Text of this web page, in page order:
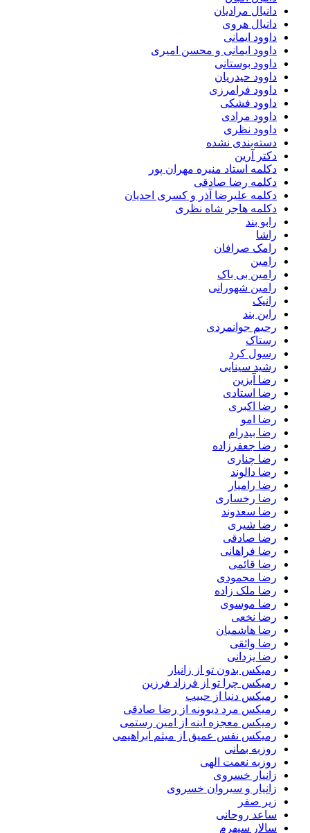
دانیال مرادیان
دانیال هروی
داوود ایمانی
داوود ایمانی و محسن امیری
داوود بوستانی
داوود حیدریان
داوود فرامرزی
داوود فشکی
داوود مرادی
داوود نظری
دسته‌بندی نشده
دکتر آرین
دکلمه استاد منیره مهران پور
دکلمه رضا صادقی
دکلمه علیرضا آذر و کسری احدیان
دکلمه هاجر شاه نظری
رابو بند
راشا
رامک صرافان
رامین
رامین بی باک
رامین شهورانی
رانیک
راین بند
رحیم جوانمردی
رستاک
رسول کرد
رشید سینایی
رضا آبزین
رضا استادی
رضا اکبری
رضا امو
رضا بیدرام
رضا جعفرزاده
رضا چناری
رضا دالوند
رضا رامیار
رضا رخساری
رضا سعدوند
رضا شیری
رضا صادقی
رضا فراهانی
رضا قائمی
رضا محمودی
رضا ملک زاده
رضا موسوی
رضا نخعی
رضا هاشمیان
رضا واثقی
رضا یزدانی
رمیکس بدون تو از زانیار
رمیکس چرا تو از فرزاد فرزین
رمیکس دنیا از حبیب
رمیکس مرد دیوونه از رضا صادقی
رمیکس معجزه اینه از امین رستمی
رمیکس نفس عمیق از میثم ابراهیمی
روزبه بمانی
روزبه نعمت الهی
زانیار خسروی
زانیار و سیروان خسروی
زیر صفر
ساعد روحانی
سالار سپهرم